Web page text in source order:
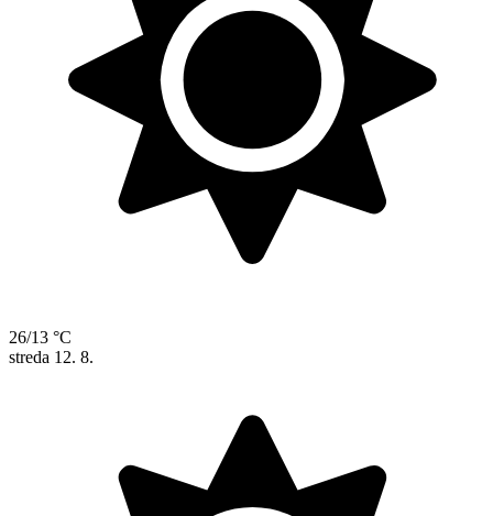
26/13 °C
streda 12. 8.